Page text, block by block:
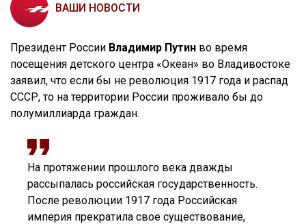
ВАШИ НОВОСТИ
Президент России Владимир Путин во время
посещения детского центра «Океан» во Владивостоке
заявил, что если бы не революция 1917 года и распад
СССР, то на территории России проживало бы до
полумиллиарда граждан.
На протяжении прошлого века дважды
рассыпалась российская государственность.
После революции 1917 года Российская
империя прекратила свое существование,